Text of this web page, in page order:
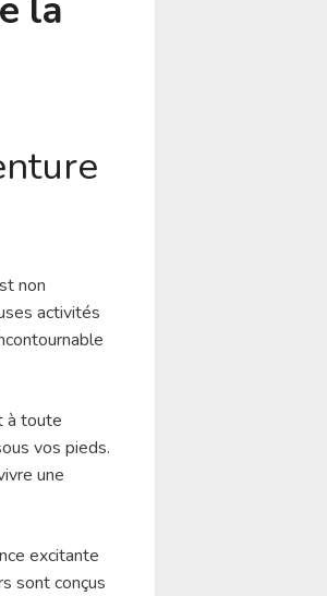
non
activités
à toute
vos pieds.
une
excitante
sont conçus